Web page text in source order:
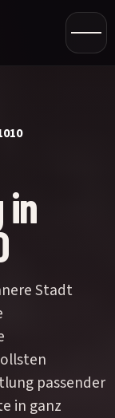
in
Stadt
passender
in ganz